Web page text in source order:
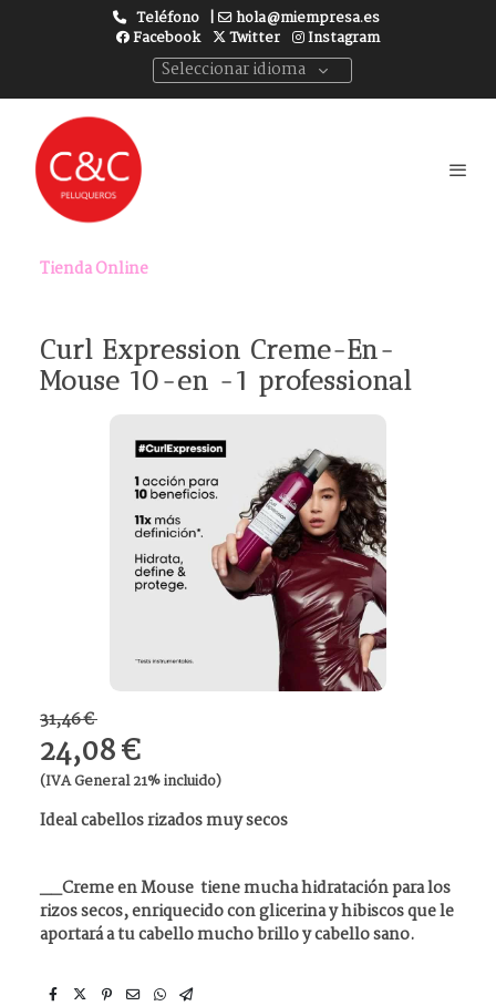
Teléfono|
hola@miempresa.es
Facebook
Twitter Instagram
Seleccionar idioma
Tienda Online
Curl Expression Creme-En-
Mouse 10-en -1 professional
31,46 €
24,08 €
(IVA General 21% incluido)
Ideal cabellos rizados muy secos
__Creme en Mouse tiene mucha hidratación para los
rizos secos, enriquecido con glicerina y hibiscos que le
aportará a tu cabello mucho brillo y cabello sano.